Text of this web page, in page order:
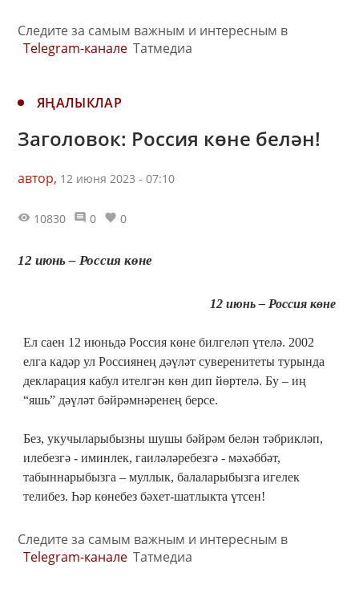
Следите за самым важным и интересным в
Telegram-канале Татмедиа
ЯҢАЛЫКЛАР
Заголовок: Россия көне белән!
автор, 12 июня 2023 - 07:10
10830 0 0
12 июнь – Россия көне
12 июнь – Россия көне
Ел саен 12 июньдә Россия көне билгеләп үтелә. 2002
елга кадәр ул Россиянең дәүләт суверенитеты турында
декларация кабул ителгән көн дип йөртелә. Бу – иң
“яшь” дәүләт бәйрәмнәренең берсе.
Без, укучыларыбызны шушы бәйрәм белән тәбрикләп,
илебезгә - иминлек, гаиләләребезгә - мәхәббәт,
табыннарыбызга – муллык, балаларыбызга игелек
телибез. Һәр көнебез бәхет-шатлыкта үтсен!
Следите за самым важным и интересным в
Telegram-канале Татмедиа